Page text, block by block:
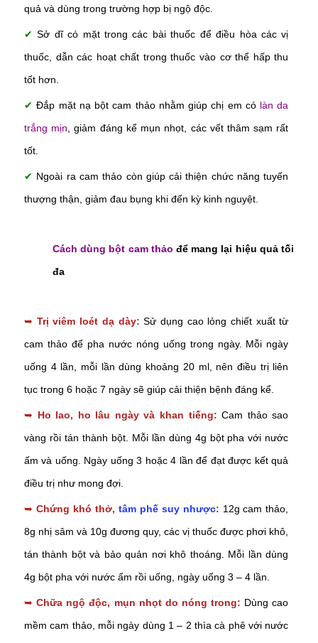
quả và dùng trong trường hợp bị ngộ độc.
✔Sở dĩ có mặt trong các bài thuốc để điều hòa các vị
thuốc, dẫn các hoạt chất trong thuốc vào cơ thể hấp thu
tốt hơn.
✔Đắp mặt nạ bột cam thảo nhằm giúp chị em có làn da
trắng mịn , giảm đáng kể mụn nhọt, các vết thâm sạm rất
tốt.
✔ Ngoài ra cam thảo còn giúp cải thiện chức năng tuyến
thượng thận, giảm đau bụng khi đến kỳ kinh nguyệt.
Cách dùng bột cam thảo để mang lại hiệu quả tối
đa
➥ Trị viêm loét dạ dày: Sử dụng cao lỏng chiết xuất từ
cam thảo để pha nước nóng uống trong ngày. Mỗi ngày
uống 4 lần, mỗi lần dùng khoảng 20 ml, nên điều trị liên
tục trong 6 hoặc 7 ngày sẽ giúp cải thiện bệnh đáng kể.
➥ Ho lao, ho lâu ngày và khan tiếng: Cam thảo sao
vàng rồi tán thành bột. Mỗi lần dùng 4g bột pha với nước
ấm và uống. Ngày uống 3 hoặc 4 lần để đạt được kết quả
điều trị như mong đợi.
➥ Chứng khó thở, tâm phế suy nhược: 12g cam thảo,
8g nhị sâm và 10g đương quy, các vị thuốc được phơi khô,
tán thành bột và bảo quản nơi khô thoáng. Mỗi lần dùng
4g bột pha với nước ấm rồi uống, ngày uống 3 – 4 lần.
➥ Chữa ngộ độc, mụn nhọt do nóng trong: Dùng cao
mềm cam thảo, mỗi ngày dùng 1 – 2 thìa cà phê với nước